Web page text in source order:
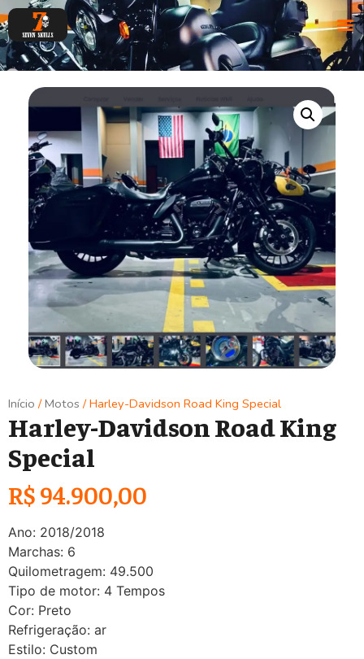
Início /Motos / Harley-Davidson Road King Special
Harley-Davidson Road King
Special
R$94.900,00
Ano: 2018/2018
Marchas: 6
Quilometragem: 49.500
Tipo de motor: 4 Tempos
Cor: Preto
Refrigeração: ar
Estilo: Custom